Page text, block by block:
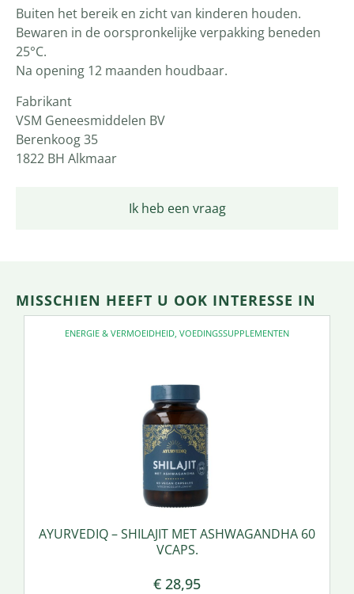
Ik heb een vraag
Buiten het bereik en zicht van kinderen houden.
Bewaren in de oorspronkelijke verpakking beneden
25°C.
Na opening 12 maanden houdbaar.
Fabrikant
VSM Geneesmiddelen BV
Berenkoog 35
1822 BH Alkmaar
MISSCHIEN HEEFT U OOK INTERESSE IN
ENERGIE & VERMOEIDHEID VOEDINGSSUPPLEMENTEN
AYURVEDIQ – SHILAJIT MET ASHWAGANDHA 60
VCAPS.
€ 28,95